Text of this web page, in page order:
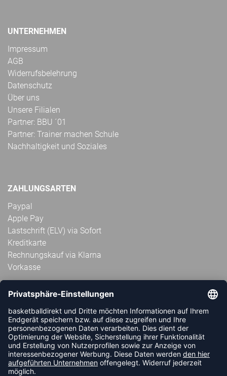
UNTERNEHMEN
Impressum
AGB
Widerrufsbelehrung
Datenschutz
Über uns
Unsere Filialen
Partner: BBU ´01
Partner: Trainer machen Schule
Nachhaltigkeit und Soziales
ZAHLUNGSARTEN
Paypal
Apple Pay
Lastschrift (ELV) via Sofort
Kreditkarte
Rechnungskauf via Klarna
Vorkasse
ABONNIERE JETZT DEN KOSTENLOSEN
HANDBALLDIREKT-NEWSLETTER UND VERPASSE KEINE
NEUIGKEIT ODER AKTION MEHR.
JETZT ANMELDEN